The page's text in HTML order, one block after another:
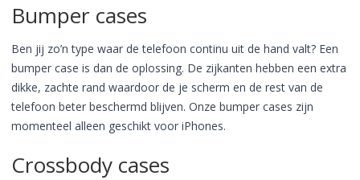
Bumper cases
Ben jij zo’n type waar de telefoon continu uit de hand valt? Een
bumper case is dan de oplossing. De zijkanten hebben een extra
dikke, zachte rand waardoor de je scherm en de rest van de
telefoon beter beschermd blijven. Onze bumper cases zijn
momenteel alleen geschikt voor iPhones.
Crossbody cases